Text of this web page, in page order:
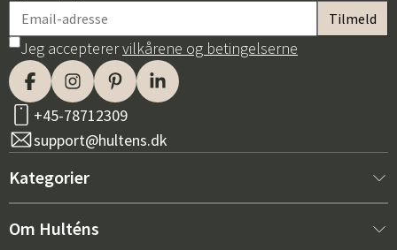
Jeg accepterervilkårene og betingelserne
+45-78712309
support@hultens.dk
Kategorier
Nyt hos os
Om Hulténs